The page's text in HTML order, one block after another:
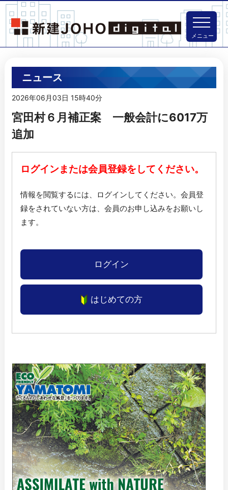
メニュー
ニュース
2026年06月03日 15時40分
宮田村６月補正案 一般会計に6017万
追加
ログインまたは会員登録をしてください。
情報を閲覧するには、ログインしてください。 会員登
録をされていない方は、会員のお申し込みをお願いし
ます。
ログイン
はじめての方